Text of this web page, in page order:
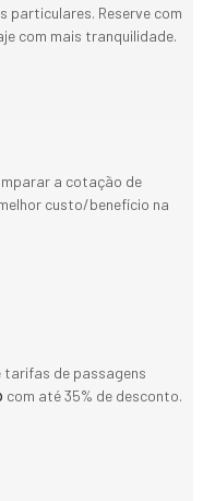
Reserve com
com mais tranquilidade.
a cotação de
custo/benefício na
tarifas de passagens
com até 35% de desconto.